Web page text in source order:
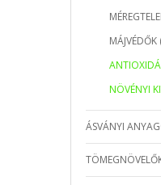
NÖVÉNYI
ÁSVÁNYI